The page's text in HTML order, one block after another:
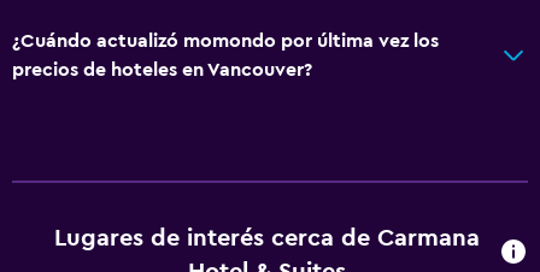
¿Cuándo actualizó momondo por última vez los
precios de hoteles en Vancouver?
Lugares de interés cerca de Carmana